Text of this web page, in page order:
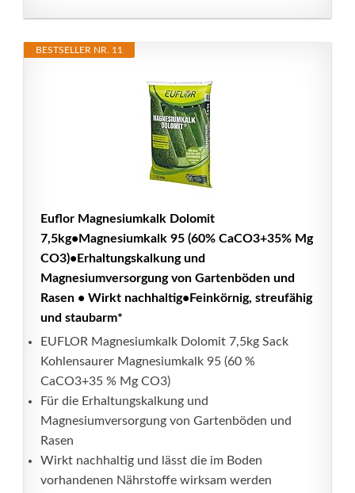
BESTSELLER NR. 11
Euflor Magnesiumkalk Dolomit
7,5kg•Magnesiumkalk 95 (60% CaCO3+35% Mg
CO3)•Erhaltungskalkung und
Magnesiumversorgung von Gartenböden und
Rasen • Wirkt nachhaltig•Feinkörnig, streufähig
und staubarm*
EUFLOR Magnesiumkalk Dolomit 7,5kg Sack
Kohlensaurer Magnesiumkalk 95 (60 %
CaCO3+35 % Mg CO3)
Für die Erhaltungskalkung und
Magnesiumversorgung von Gartenböden und
Rasen
Wirkt nachhaltig und lässt die im Boden
vorhandenen Nährstoffe wirksam werden